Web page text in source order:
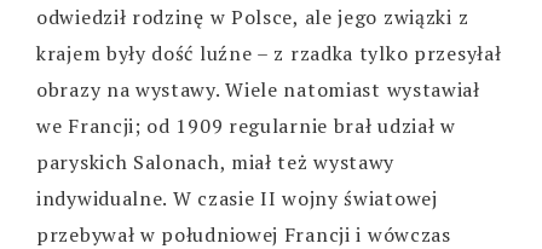
odwiedził rodzinę w Polsce, ale jego związki z
krajem były dość luźne – z rzadka tylko przesyłał
obrazy na wystawy. Wiele natomiast wystawiał
we Francji; od 1909 regularnie brał udział w
paryskich Salonach, miał też wystawy
indywidualne. W czasie II wojny światowej
przebywał w południowej Francji i wówczas